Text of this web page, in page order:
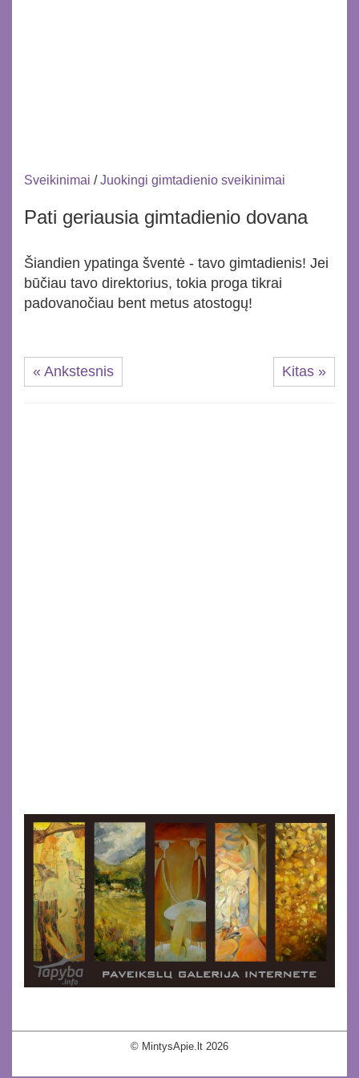
Sveikinimai /Juokingi gimtadienio sveikinimai
Pati geriausia gimtadienio dovana
Šiandien ypatinga šventė - tavo gimtadienis! Jei
būčiau tavo direktorius, tokia proga tikrai
padovanočiau bent metus atostogų!
« Ankstesnis Kitas »
© MintysApie.lt 2026